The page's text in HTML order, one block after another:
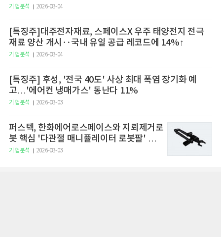
기업분석 2026-08-04
[특징주]대주전자재료, 스페이스X 우주 태양전지 전극
재료 양산 개시‥국내 유일 공급 레코드에 14%↑
기업분석 2026-08-04
[특징주] 후성, '전국 40도' 사상 최대 폭염 장기화 예
고…'에어컨 냉매가스' 동난다 11%
기업분석 2026-08-03
퍼스텍, 한화에어로스페이스와 지뢰제거로
봇 핵심 '다관절 매니퓰레이터 로봇팔' 공
급··EOD시장 선점
기업분석 2026-08-03